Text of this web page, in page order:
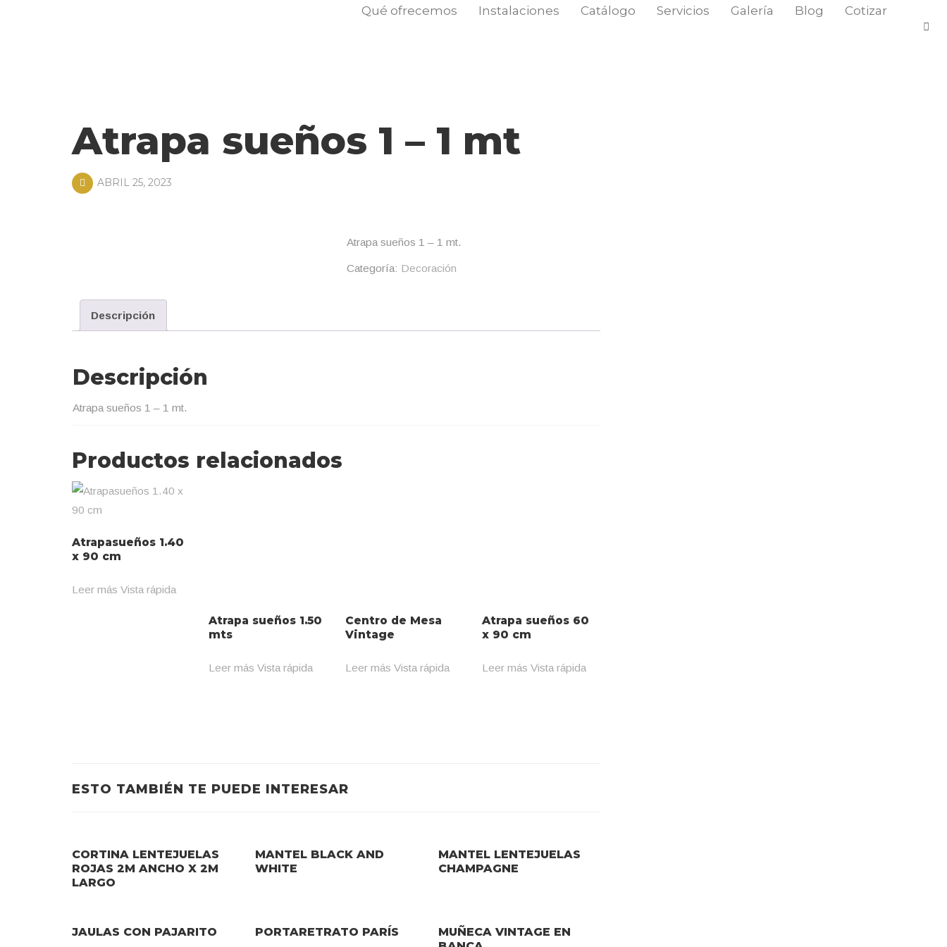
Qué ofrecemos Instalaciones Catálogo Servicios Galería Blog Cotizar
Atrapa sueños 1 – 1 mt
ABRIL 25, 2023
Atrapa sueños 1 – 1 mt.
Categoría: Decoración
Descripción
Descripción
Atrapa sueños 1 – 1 mt.
Productos relacionados
Atrapasueños 1.40
x 90 cm
Leer más Vista rápida
Atrapa sueños 1.50
mts
Leer más Vista rápida
Centro de Mesa
Vintage
Leer más Vista rápida
Atrapa sueños 60
x 90 cm
Leer más Vista rápida
ESTO TAMBIÉN TE PUEDE INTERESAR
CORTINA LENTEJUELAS
ROJAS 2M ANCHO X 2M
LARGO
MANTEL BLACK AND
WHITE
MANTEL LENTEJUELAS
CHAMPAGNE
JAULAS CON PAJARITO PORTARETRATO PARÍS
MUÑECA VINTAGE EN